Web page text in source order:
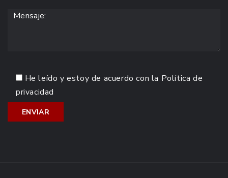
He leído y estoy de acuerdo con la Política de
privacidad